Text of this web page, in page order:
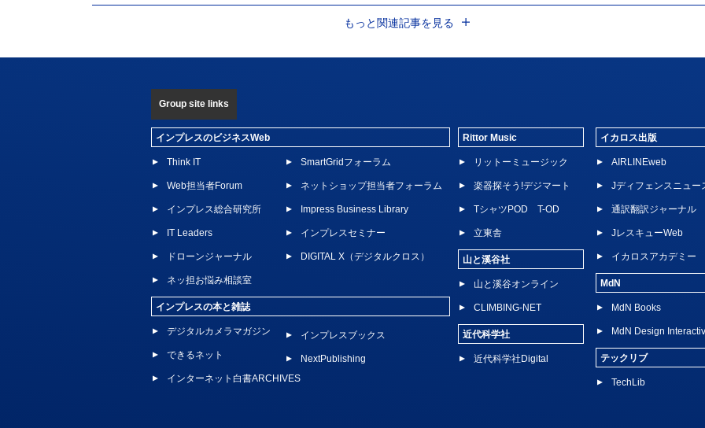
もっと関連記事を見る
Group site links
インプレスのビジネスWeb
Think IT
Web担当者Forum
インプレス総合研究所
IT Leaders
ドローンジャーナル
ネッ担お悩み相談室
インプレスの本と雑誌
デジタルカメラマガジン
できるネット
インターネット白書ARCHIVES
SmartGridフォーラム
ネットショップ担当者フォーラム
Impress Business Library
インプレスセミナー
DIGITAL X（デジタルクロス）
インプレスブックス
NextPublishing
Rittor Music
リットーミュージック
楽器探そう!デジマート
TシャツPOD T-OD
立東舎
山と溪谷社
山と溪谷オンライン
CLIMBING-NET
近代科学社
近代科学社Digital
イカロス出版
AIRLINEweb
Jディフェンスニュー
通訳翻訳ジャーナル
JレスキューWeb
イカロスアカデミー
MdN
MdN Books
MdN Design
テックリブ
TechLib